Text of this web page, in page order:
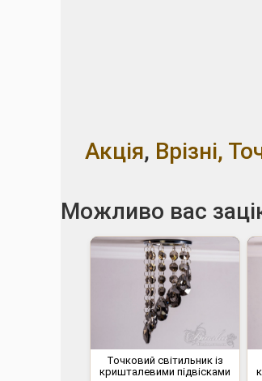
Акція, Врізні,
Можливо вас
Точковий світильник із
кришталевими підвісками